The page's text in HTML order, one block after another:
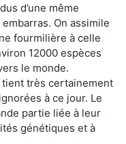
d’une même
On assimile
fourmilière à celle
12000 espèces
le monde.
tient très certainement
à ce jour. Le
partie liée à leur
génétiques et à